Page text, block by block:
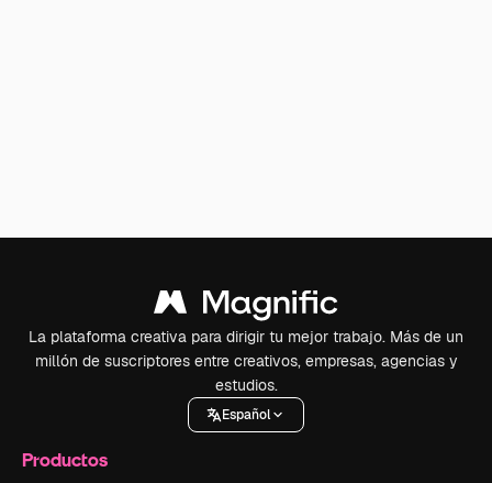
La plataforma creativa para dirigir tu mejor trabajo. Más de un
millón de suscriptores entre creativos, empresas, agencias y
estudios.
Español
Productos